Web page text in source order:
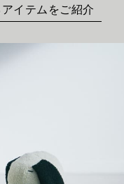
イテムをご紹介